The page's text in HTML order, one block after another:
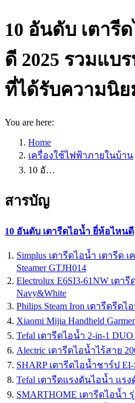
10 อันดับ เตารี
ดี 2025 รวมแบ
ที่ได้รับความนิ
You are here:
Home
เครื่องใช้ไฟฟ้าภายในบ้าน
10 อั…
สารบัญ
10 อันดับ เตารีดไอน้ำ ยี่ห้อไหนดี
Simplus เตารีดไอน้ำ เตารีด
Steamer GTJH014
Electrolux E6SI3-61NW เตา
Navy&White
Philips Steam Iron เตารีดรีดไ
Xiaomi Mijia Handheld
Tefal เตารีดไอน้ำ 2-in-1
Alectric เตารีดไอน้ำไร้สาย
SHARP เตารีดไอน้ำชาร์ป
Tefal เตารีดแรงดันไอน้ำ แรง
SMARTHOME เตารีดไอน้ำ